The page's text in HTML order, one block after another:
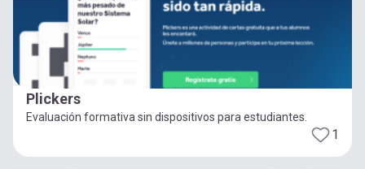
Plickers
Evaluación formativa sin dispositivos para estudiantes.
1